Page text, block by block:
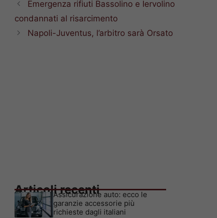
Emergenza rifiuti Bassolino e Iervolino
condannati al risarcimento
Napoli-Juventus, l’arbitro sarà Orsato
Articoli recenti
Assicurazione auto: ecco le
garanzie accessorie più
richieste dagli italiani